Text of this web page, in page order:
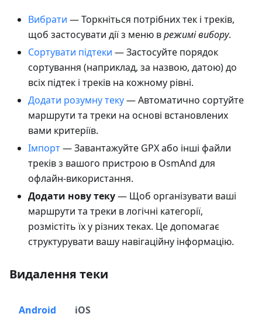
Вибрати — Торкніться потрібних тек і треків,
щоб застосувати дії з меню врежимі вибору.
Сортувати підтеки — Застосуйте порядок
сортування (наприклад, за назвою, датою) до
всіх підтек і треків на кожному рівні.
Додати розумну теку— Автоматично сортуйте
маршрути та треки на основі встановлених
вами критеріїв.
Імпорт— Завантажуйте GPX або інші файли
треків з вашого пристрою в OsmAnd для
офлайн-використання.
Додати нову теку— Щоб організувати ваші
маршрути та треки в логічні категорії,
розмістіть їх у різних теках. Це допомагає
структурувати вашу навігаційну інформацію.
Видалення теки
Android iOS